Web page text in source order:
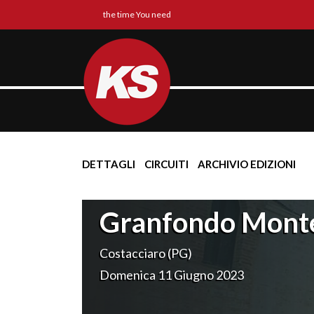
the time You need
DETTAGLI CIRCUITI ARCHIVIO EDIZIONI
Granfondo
Costacciaro (PG)
Domenica 11 Giugno 2023